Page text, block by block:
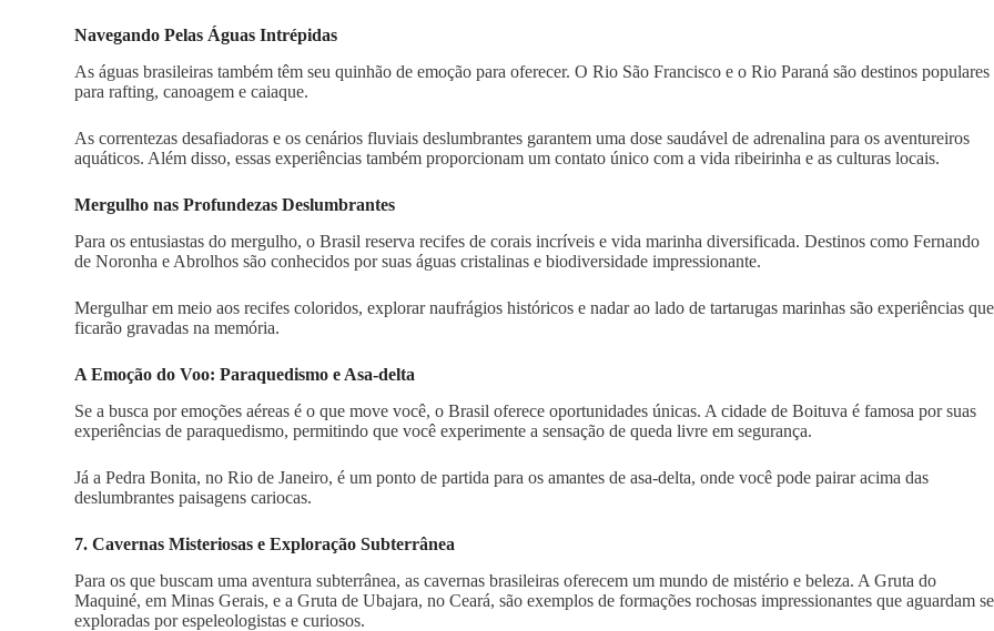
Navegando Pelas Águas Intrépidas
As águas brasileiras também têm seu quinhão de emoção para oferecer. O Rio São Francisco e o Rio Paraná são destinos populares
para rafting, canoagem e caiaque.
As correntezas desafiadoras e os cenários fluviais deslumbrantes garantem uma dose saudável de adrenalina para os aventureiros
aquáticos. Além disso, essas experiências também proporcionam um contato único com a vida ribeirinha e as culturas locais.
Mergulho nas Profundezas Deslumbrantes
Para os entusiastas do mergulho, o Brasil reserva recifes de corais incríveis e vida marinha diversificada. Destinos como Fernando
de Noronha e Abrolhos são conhecidos por suas águas cristalinas e biodiversidade impressionante.
Mergulhar em meio aos recifes coloridos, explorar naufrágios históricos e nadar ao lado de tartarugas marinhas são experiências que
ficarão gravadas na memória.
A Emoção do Voo: Paraquedismo e Asa-delta
Se a busca por emoções aéreas é o que move você, o Brasil oferece oportunidades únicas. A cidade de Boituva é famosa por suas
experiências de paraquedismo, permitindo que você experimente a sensação de queda livre em segurança.
Já a Pedra Bonita, no Rio de Janeiro, é um ponto de partida para os amantes de asa-delta, onde você pode pairar acima das
deslumbrantes paisagens cariocas.
7. Cavernas Misteriosas e Exploração Subterrânea
Para os que buscam uma aventura subterrânea, as cavernas brasileiras oferecem um mundo de mistério e beleza. A Gruta do
Maquiné, em Minas Gerais, e a Gruta de Ubajara, no Ceará, são exemplos de formações rochosas impressionantes que aguardam
exploradas por espeleologistas e curiosos.